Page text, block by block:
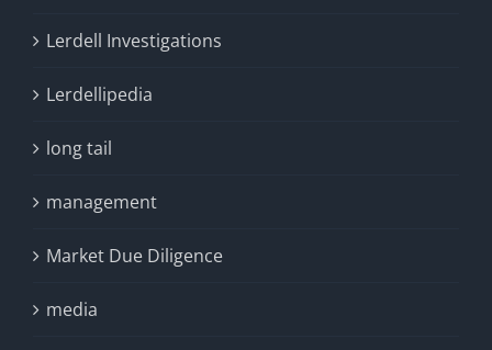
Lerdell Investigations
Lerdellipedia
long tail
management
Market Due Diligence
media